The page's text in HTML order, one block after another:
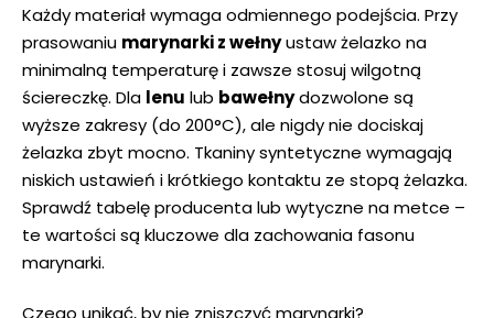
Każdy materiał wymaga odmiennego podejścia. Przy
prasowaniu marynarki z wełnyustaw żelazko na
minimalną temperaturę i zawsze stosuj wilgotną
ściereczkę. Dla lenu lub bawełnydozwolone są
wyższe zakresy (do 200°C), ale nigdy nie dociskaj
żelazka zbyt mocno. Tkaniny syntetyczne wymagają
niskich ustawień i krótkiego kontaktu ze stopą żelazka.
Sprawdź tabelę producenta lub wytyczne na metce –
te wartości są kluczowe dla zachowania fasonu
marynarki.
Czego unikać, by nie zniszczyć marynarki?